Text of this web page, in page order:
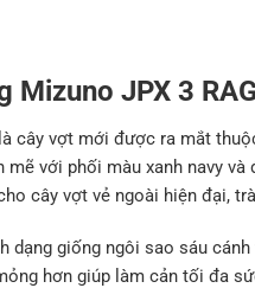
Mizuno JPX 3
là cây vợt mới được ra mắt
mẽ với phối màu xanh navy
cây vợt vẻ ngoài hiện đại,
dạng giống ngôi sao sáu
hơn giúp làm cản tối đa